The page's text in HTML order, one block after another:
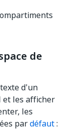
de
d'un
et les afficher
les
pardéfaut: